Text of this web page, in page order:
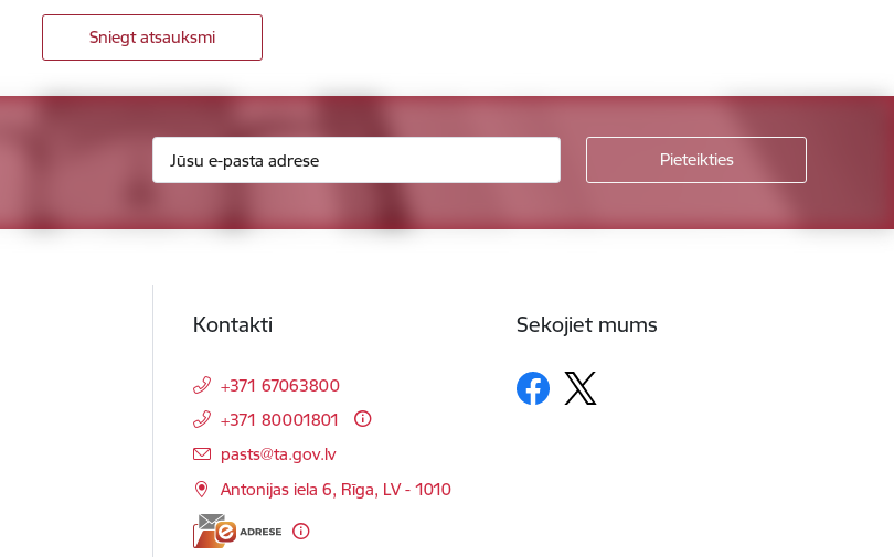
Sniegt atsauksmi
Kontakti
+371 67063800
+371 80001801
E-pasts:
pasts@ta.gov.lv
Antonijas iela 6, Rīga, LV - 1010
Sekojiet mums